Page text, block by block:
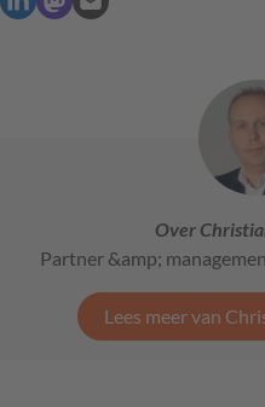
Over
Partner &amp;
Lees meer van